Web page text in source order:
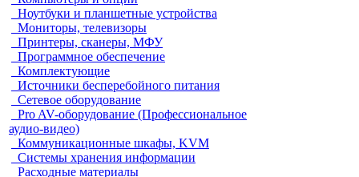
Ноутбуки и планшетные устройства
Мониторы, телевизоры
Принтеры, сканеры, МФУ
Программное обеспечение
Комплектующие
Источники бесперебойного питания
Сетевое оборудование
Pro AV-оборудование (Профессиональное
аудио-видео)
Коммуникационные шкафы, KVM
Системы хранения информации
Расходные материалы